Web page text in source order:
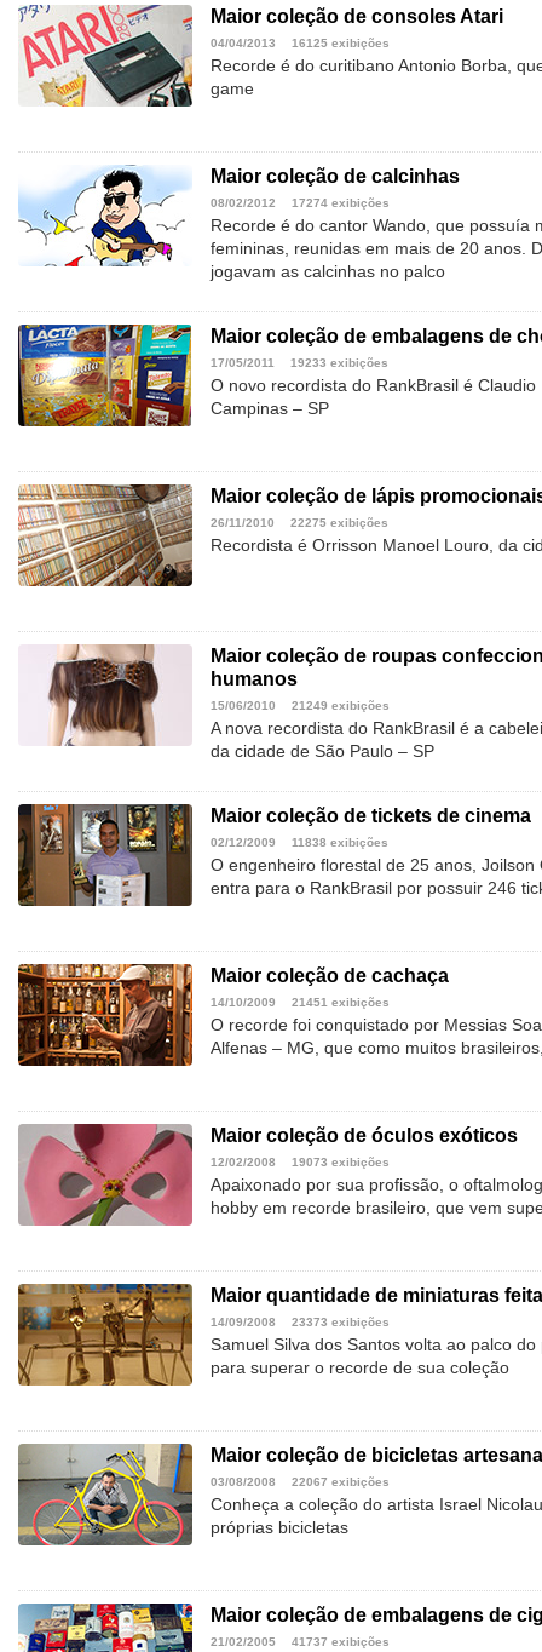
Maior coleção de consoles Atari
04/04/2013 16125 exibições
Recorde é do curitibano Antonio Borba,
game
Maior coleção de calcinhas
08/02/2012 17274 exibições
Recorde é do cantor Wando, que possuía
femininas, reunidas em mais de 20 anos.
jogavam as calcinhas no palco
Maior coleção de embalagens de
17/05/2011 19233 exibições
O novo recordista do RankBrasil é
Campinas – SP
Maior coleção de lápis
26/11/2010 22275 exibições
Recordista é Orrisson Manoel Louro, da
Maior coleção de roupas
humanos
15/06/2010 21249 exibições
A nova recordista do RankBrasil é a
da cidade de São Paulo – SP
Maior coleção de tickets de cinema
02/12/2009 11838 exibições
O engenheiro florestal de 25 anos,
entra para o RankBrasil por possuir 246
Maior coleção de cachaça
14/10/2009 21451 exibições
O recorde foi conquistado por Messias
Alfenas – MG, que como muitos
Maior coleção de óculos exóticos
12/02/2008 19073 exibições
Apaixonado por sua profissão, o
hobby em recorde brasileiro, que vem
Maior quantidade de miniaturas
14/09/2008 23373 exibições
Samuel Silva dos Santos volta ao palco do
para superar o recorde de sua coleção
Maior coleção de bicicletas
03/08/2008 22067 exibições
Conheça a coleção do artista Israel
próprias bicicletas
Maior coleção de embalagens de
21/02/2005 41737 exibições